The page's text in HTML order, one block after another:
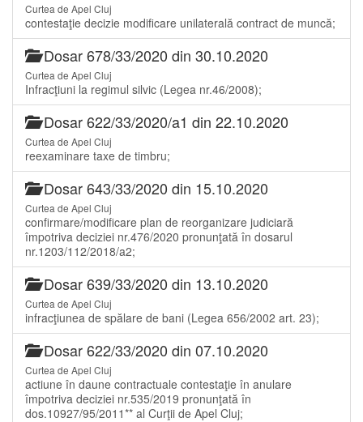
Curtea de Apel Cluj
contestaţie decizie modificare unilaterală contract de muncă;
Dosar 678/33/2020 din 30.10.2020
Curtea de Apel Cluj
Infracţiuni la regimul silvic (Legea nr.46/2008);
Dosar 622/33/2020/a1 din 22.10.2020
Curtea de Apel Cluj
reexaminare taxe de timbru;
Dosar 643/33/2020 din 15.10.2020
Curtea de Apel Cluj
confirmare/modificare plan de reorganizare judiciară
împotriva deciziei nr.476/2020 pronunţată în dosarul
nr.1203/112/2018/a2;
Dosar 639/33/2020 din 13.10.2020
Curtea de Apel Cluj
infracţiunea de spălare de bani (Legea 656/2002 art. 23);
Dosar 622/33/2020 din 07.10.2020
Curtea de Apel Cluj
actiune în daune contractuale contestaţie în anulare
împotriva deciziei nr.535/2019 pronunţată în
dos.10927/95/2011** al Curţii de Apel Cluj;